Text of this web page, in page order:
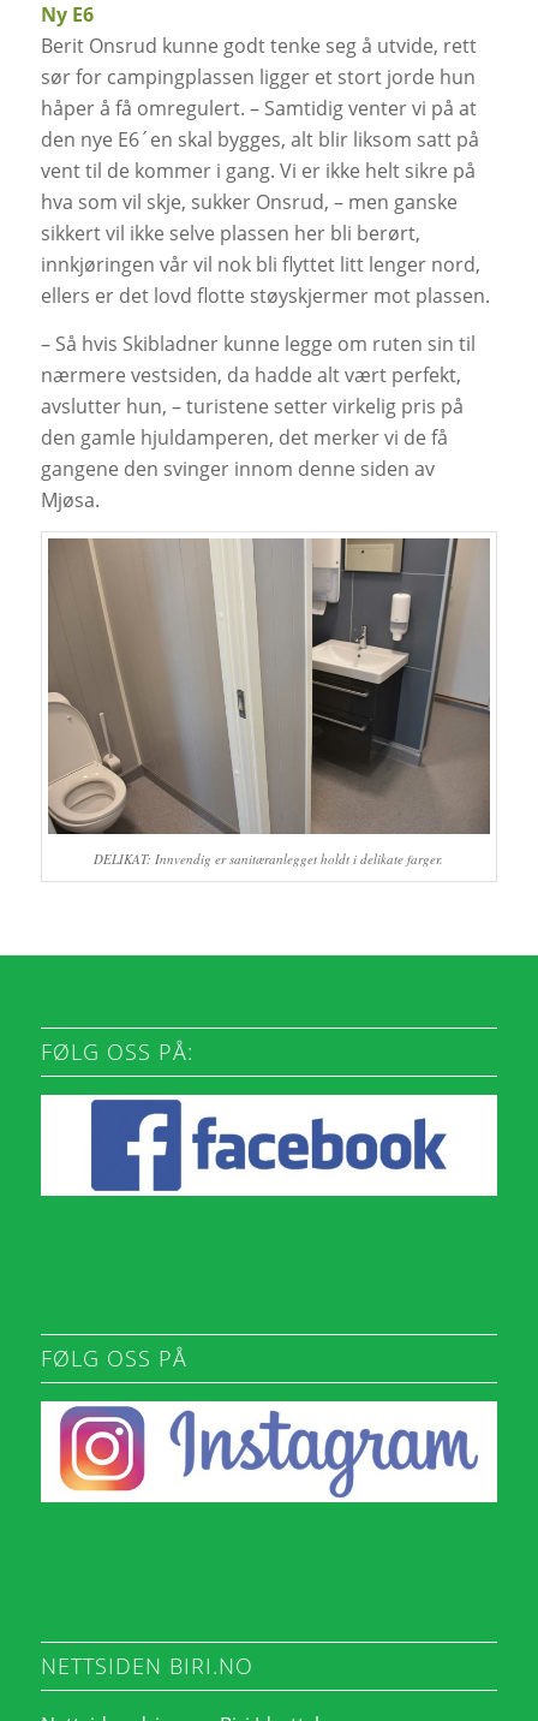
Ny E6
Berit Onsrud kunne godt tenke seg å utvide, rett
sør for campingplassen ligger et stort jorde hun
håper å få omregulert. – Samtidig venter vi på at
den nye E6´en skal bygges, alt blir liksom satt på
vent til de kommer i gang. Vi er ikke helt sikre på
hva som vil skje, sukker Onsrud, – men ganske
sikkert vil ikke selve plassen her bli berørt,
innkjøringen vår vil nok bli flyttet litt lenger nord,
ellers er det lovd flotte støyskjermer mot plassen.
– Så hvis Skibladner kunne legge om ruten sin til
nærmere vestsiden, da hadde alt vært perfekt,
avslutter hun, – turistene setter virkelig pris på
den gamle hjuldamperen, det merker vi de få
gangene den svinger innom denne siden av
Mjøsa.
DELIKAT: Innvendig er sanitæranlegget holdt i delikate farger.
FØLG OSS PÅ:
FØLG OSS PÅ
NETTSIDEN BIRI.NO